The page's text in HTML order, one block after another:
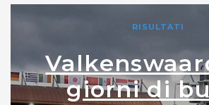
RISULTATI
giorni di